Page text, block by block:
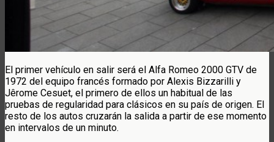
El primer vehículo en salir será el Alfa Romeo 2000 GTV de
1972 del equipo francés formado por Alexis Bizzarilli y
Jêrome Cesuet, el primero de ellos un habitual de las
pruebas de regularidad para clásicos en su país de origen. El
resto de los autos cruzarán la salida a partir de ese momento
en intervalos de un minuto.